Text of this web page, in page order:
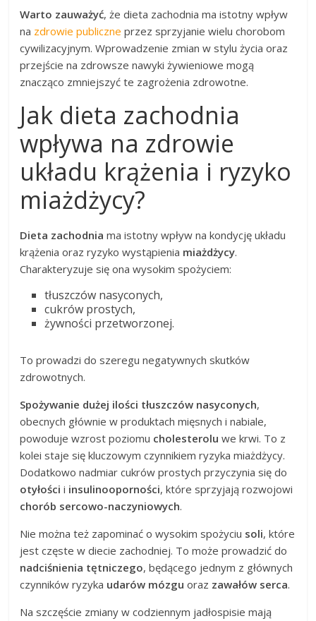
Warto zauważyć, że dieta zachodnia ma istotny wpływ
na zdrowie publiczne przez sprzyjanie wielu chorobom
cywilizacyjnym. Wprowadzenie zmian w stylu życia oraz
przejście na zdrowsze nawyki żywieniowe mogą
znacząco zmniejszyć te zagrożenia zdrowotne.
Jak dieta zachodnia
wpływa na zdrowie
układu krążenia i ryzyko
miażdżycy?
Dieta zachodnia ma istotny wpływ na kondycję układu
krążenia oraz ryzyko wystąpienia miażdżycy.
Charakteryzuje się ona wysokim spożyciem:
tłuszczów nasyconych,
cukrów prostych,
żywności przetworzonej.
To prowadzi do szeregu negatywnych skutków
zdrowotnych.
Spożywanie dużej ilości tłuszczów nasyconych,
obecnych głównie w produktach mięsnych i nabiale,
powoduje wzrost poziomu cholesterolu we krwi. To z
kolei staje się kluczowym czynnikiem ryzyka miażdżycy.
Dodatkowo nadmiar cukrów prostych przyczynia się do
otyłości i insulinooporności, które sprzyjają rozwojowi
chorób sercowo-naczyniowych.
Nie można też zapominać o wysokim spożyciu soli, które
jest częste w diecie zachodniej. To może prowadzić do
nadciśnienia tętniczego, będącego jednym z głównych
czynników ryzyka udarów mózgu oraz zawałów serca.
Na szczęście zmiany w codziennym jadłospisie mają